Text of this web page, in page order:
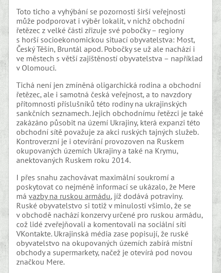
Toto ticho a vyhýbání se pozornosti širší veřejnosti
může podporovat i výběr lokalit, v nichž obchodní
řetězec z velké části zřizuje své pobočky – regiony
s horší socioekonomickou situací obyvatelstva: Most,
Český Těšín, Bruntál apod. Pobočky se už ale nachází i
ve městech s větší zajištěností obyvatelstva – například
v Olomouci.
Tichá není jen zmíněná oligarchická rodina a obchodní
řetězec, ale i samotná česká veřejnost, a to navzdory
přítomnosti příslušníků této rodiny na ukrajinských
sankčních seznamech. Jejich obchodnímu řetězci je také
zakázáno působit na území Ukrajiny, která expanzi této
obchodní sítě považuje za akci ruských tajných služeb.
Kontroverzní je i otevírání provozoven na Ruskem
okupovaných územích Ukrajiny a také na Krymu,
anektovaných Ruskem roku 2014.
I přes snahu zachovávat maximální soukromí a
poskytovat co nejméně informací se ukázalo, že Mere
mávazby na ruskou armádu, jíž dodává potraviny.
Ruské obyvatelstvo si totiž v minulosti všimlo, že se
v obchodě nachází konzervy určené pro ruskou armádu,
což lidé zveřejňovali a komentovali na sociální síti
VKontakte. Ukrajinská média zase popisují, že ruské
obyvatelstvo na okupovaných územích zabírá místní
obchody a supermarkety, načež je otevírá pod novou
značkou Mere.